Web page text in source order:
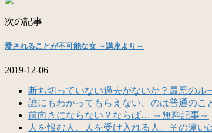
次の記事
愛されることが不可能な女 ～講座より～
2019-12-06
断ち切っていない過去がないか？最悪のル
誰にもわかってもらえない、のは普通のこ
前向きにならない？ならば… ～無料記事～
人を恨む人、人を受け入れる人、その違